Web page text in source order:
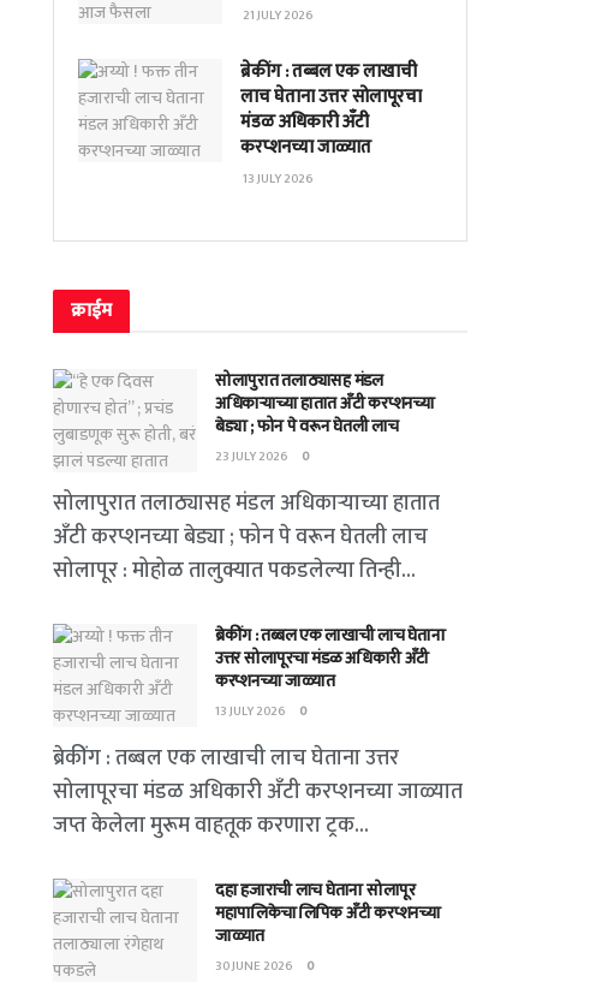
21 JULY 2026
ब्रेकींग : तब्बल एक लाखाची
लाच घेताना उत्तर सोलापूरचा
मंडळ अधिकारी अँटी
करप्शनच्या जाळ्यात
13 JULY 2026
क्राईम
सोलापुरात तलाठ्यासह मंडल
अधिकाऱ्याच्या हातात अँटी करप्शनच्या
बेड्या ; फोन पे वरून घेतली लाच
23 JULY 2026 0
सोलापुरात तलाठ्यासह मंडल अधिकाऱ्याच्या हातात
अँटी करप्शनच्या बेड्या ; फोन पे वरून घेतली लाच
सोलापूर : मोहोळ तालुक्यात पकडलेल्या तिन्ही...
ब्रेकींग : तब्बल एक लाखाची लाच घेताना
उत्तर सोलापूरचा मंडळ अधिकारी अँटी
करप्शनच्या जाळ्यात
13 JULY 2026 0
ब्रेकींग : तब्बल एक लाखाची लाच घेताना उत्तर
सोलापूरचा मंडळ अधिकारी अँटी करप्शनच्या जाळ्यात
जप्त केलेला मुरूम वाहतूक करणारा ट्रक...
दहा हजाराची लाच घेताना सोलापूर
महापालिकेचा लिपिक अँटी करप्शनच्या
जाळ्यात
30 JUNE 2026 0